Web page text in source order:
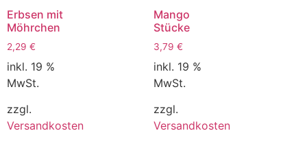
Erbsen mit
Möhrchen
2,29 €
inkl. 19 %
MwSt.
zzgl.
Versandkosten
Mango
Stücke
3,79 €
inkl. 19 %
MwSt.
zzgl.
Versandkosten